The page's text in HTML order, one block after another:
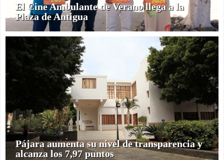
El Cine Ambulante de Verano llega a la
Plaza de Antigua
Pájara aumenta su nivel de transparencia y
alcanza los 7,97 puntos